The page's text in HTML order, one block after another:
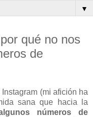
▼
qué no nos
de
(mi afición ha
sana que hacia la
números de